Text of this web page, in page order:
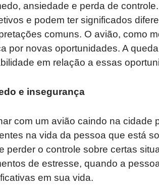
ansiedade e perda de
e podem ter significados
comuns. O avião, como
por novas oportunidades. A
em relação a essas
e insegurança
com um avião caindo na cidade
na vida da pessoa que está
perder o controle sobre certas
de estresse, quando a
em sua vida.